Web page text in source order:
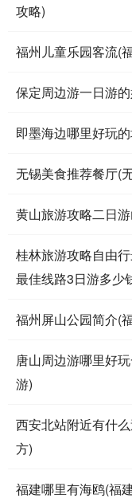
攻略)
福州儿童乐园客流(
保定周边游一日游
即墨海边哪里好玩
无锡美食推荐餐厅(
黄山旅游攻略二日
桂林旅游攻略自由
最佳线路3日游多少
福州屏山公园简介(
唐山周边游哪里好
游)
西安北站附近有什
方)
福建哪里有海鸥(福